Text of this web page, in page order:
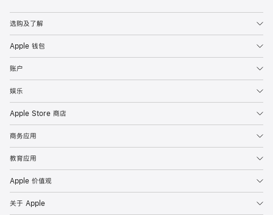
选购及了解
Apple 钱包
账户
娱乐
Apple Store 商店
商务应用
教育应用
Apple 价值观
关于 Apple